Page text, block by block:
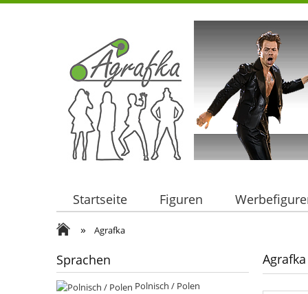
Startseite Figuren
» Agrafka
Sprachen
Polnisch / Polen
Agrafka